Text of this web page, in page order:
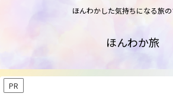
ほんわかした気持ちになる旅
ほんわか旅
PR